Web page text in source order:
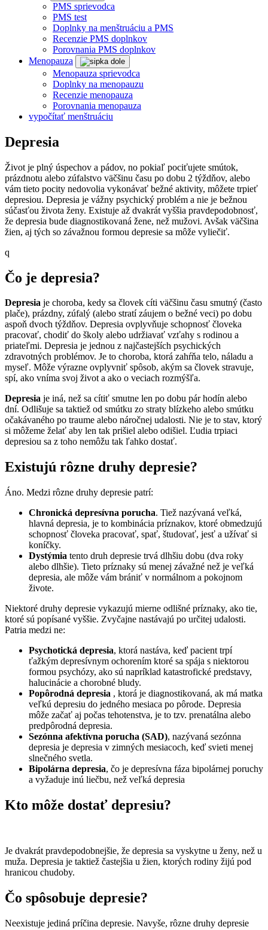
PMS sprievodca
PMS test
Doplnky na menštruáciu a PMS
Recenzie PMS doplnkov
Porovnania PMS doplnkov
Menopauza
Menopauza sprievodca
Doplnky na menopauzu
Recenzie menopauza
Porovnania menopauza
vypočítať menštruáciu
Depresia
Život je plný úspechov a pádov, no pokiaľ pociťujete smútok,
prázdnotu alebo zúfalstvo väčšinu času po dobu 2 týždňov, alebo
vám tieto pocity nedovolia vykonávať bežné aktivity, môžete trpieť
depresiou. Depresia je vážny psychický problém a nie je bežnou
súčasťou života ženy. Existuje až dvakrát vyššia pravdepodobnosť,
že depresia bude diagnostikovaná žene, než mužovi. Avšak väčšina
žien, aj tých so závažnou formou depresie sa môže vyliečiť.
q
Čo je depresia?
Depresia je choroba, kedy sa človek cíti väčšinu času smutný (často
plače), prázdny, zúfalý (alebo stratí záujem o bežné veci) po dobu
aspoň dvoch týždňov. Depresia ovplyvňuje schopnosť človeka
pracovať, chodiť do školy alebo udržiavať vzťahy s rodinou a
priateľmi. Depresia je jednou z najčastejších psychických
zdravotných problémov. Je to choroba, ktorá zahŕňa telo, náladu a
myseľ. Môže výrazne ovplyvniť spôsob, akým sa človek stravuje,
spí, ako vníma svoj život a ako o veciach rozmýšľa.
Depresia je iná, než sa cítiť smutne len po dobu pár hodín alebo
dní. Odlišuje sa taktiež od smútku zo straty blízkeho alebo smútku
očakávaného po traume alebo náročnej udalosti. Nie je to stav, ktorý
si môžeme želať aby len tak prišiel alebo odišiel. Ľudia trpiaci
depresiou sa z toho nemôžu tak ľahko dostať.
Existujú rôzne druhy depresie?
Áno. Medzi rôzne druhy depresie patrí:
Chronická depresívna porucha. Tiež nazývaná veľká,
hlavná depresia, je to kombinácia príznakov, ktoré obmedzujú
schopnosť človeka pracovať, spať, študovať, jesť a užívať si
koníčky.
Dystýmia tento druh depresie trvá dlhšiu dobu (dva roky
alebo dlhšie). Tieto príznaky sú menej závažné než je veľká
depresia, ale môže vám brániť v normálnom a pokojnom
živote.
Niektoré druhy depresie vykazujú mierne odlišné príznaky, ako tie,
ktoré sú popísané vyššie. Zvyčajne nastávajú po určitej udalosti.
Patria medzi ne:
Psychotická depresia, ktorá nastáva, keď pacient trpí
ťažkým depresívnym ochorením ktoré sa spája s niektorou
formou psychózy, ako sú napríklad katastrofické predstavy,
halucinácie a chorobné bludy.
Popôrodná depresia , ktorá je diagnostikovaná, ak má matka
veľkú depresiu do jedného mesiaca po pôrode. Depresia
môže začať aj počas tehotenstva, je to tzv. prenatálna alebo
predpôrodná depresia.
Sezónna afektívna porucha (SAD), nazývaná sezónna
depresia je depresia v zimných mesiacoch, keď svieti menej
slnečného svetla.
Bipolárna depresia, čo je depresívna fáza bipolárnej poruchy
a vyžaduje inú liečbu, než veľká depresia
Kto môže dostať depresiu?
Je dvakrát pravdepodobnejšie, že depresia sa vyskytne u ženy, než u
muža. Depresia je taktiež častejšia u žien, ktorých rodiny žijú pod
hranicou chudoby.
Čo spôsobuje depresie?
Neexistuje jediná príčina depresie. Navyše, rôzne druhy depresie